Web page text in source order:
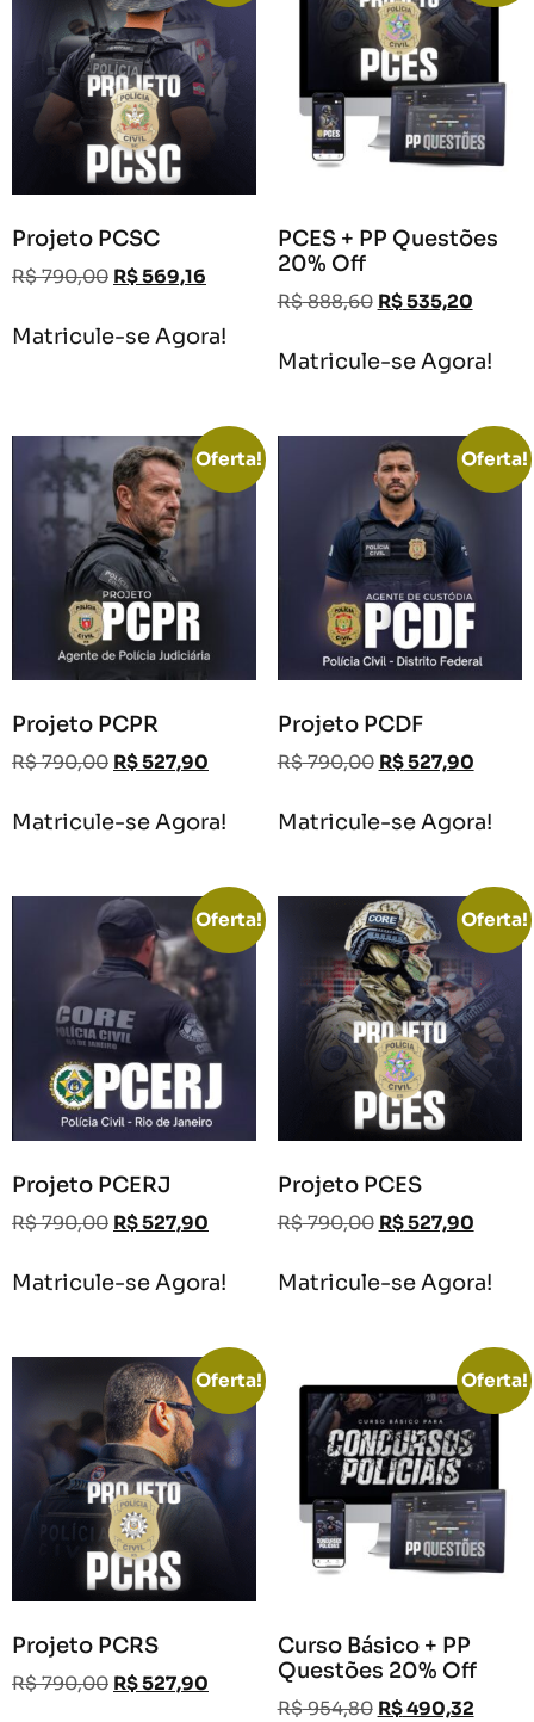
Projeto PCSC
R$790,00 R$569,16
Matricule-se Agora!
PCES + PP Questões
20% Off
R$888,60 R$535,20
Matricule-se Agora!
Oferta!
Projeto PCPR
R$790,00 R$527,90
Matricule-se Agora!
Oferta!
Projeto PCDF
R$790,00 R$527,90
Matricule-se Agora!
Oferta!
Projeto PCERJ
R$790,00 R$527,90
Matricule-se Agora!
Oferta!
Projeto PCES
R$790,00 R$527,90
Matricule-se Agora!
Oferta!
Projeto PCRS
R$790,00 R$527,90
Oferta!
Curso Básico + PP
Questões 20% Off
R$954,80 R$490,32